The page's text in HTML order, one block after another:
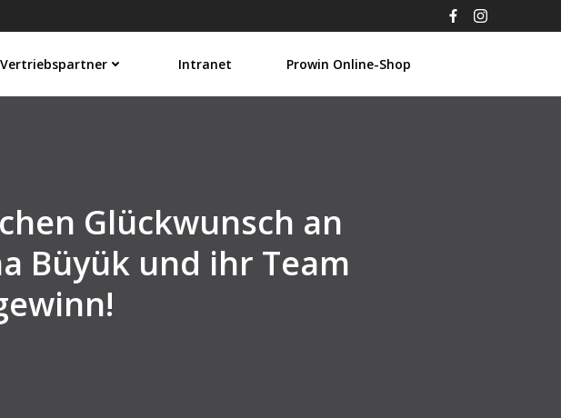
Vertriebspartner Intranet Prowin Online-Shop
Glückwunsch an
Büyük und ihr Team